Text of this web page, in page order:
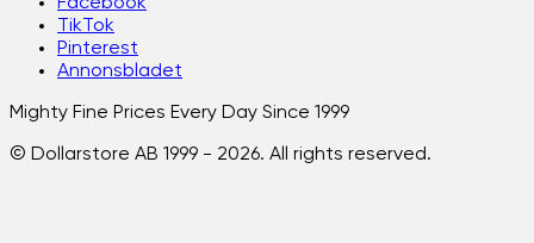
TikTok
Pinterest
Annonsbladet
Mighty Fine Prices Every Day Since 1999
© Dollarstore AB 1999 - 2026. All rights reserved.